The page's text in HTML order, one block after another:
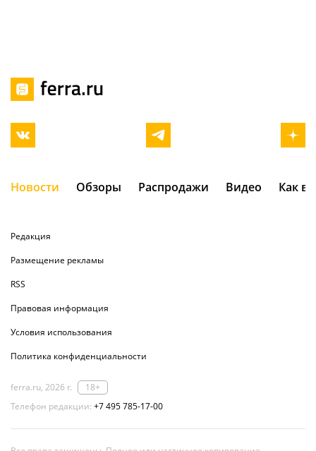
Новости Обзоры Распродажи Видео Как
Редакция
Размещение рекламы
RSS
Правовая информация
Условия использования
Политика конфиденциальности
ferra.ru, 2026 г.
18+
Телефон редакции: +7 495 785-17-00